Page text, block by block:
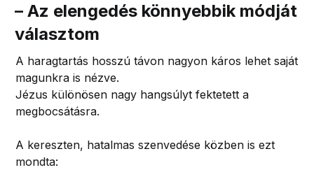
– Az elengedés könnyebbik módját
választom
A haragtartás hosszú távon nagyon káros lehet saját
magunkra is nézve.
Jézus különösen nagy hangsúlyt fektetett a
megbocsátásra.
A kereszten, hatalmas szenvedése közben is ezt
mondta: